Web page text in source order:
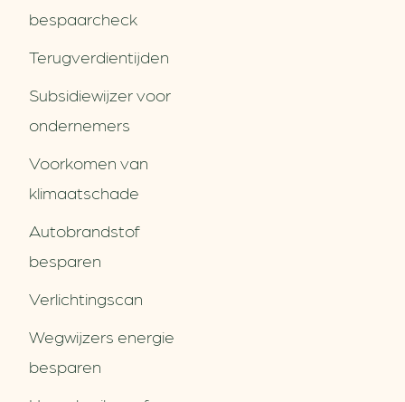
bespaarcheck
Terugverdien­tijden
Subsidiewijzer voor
ondernemers
Voorkomen van
klimaatschade
Autobrandstof
besparen
Verlichtingscan
Wegwijzers energie
besparen